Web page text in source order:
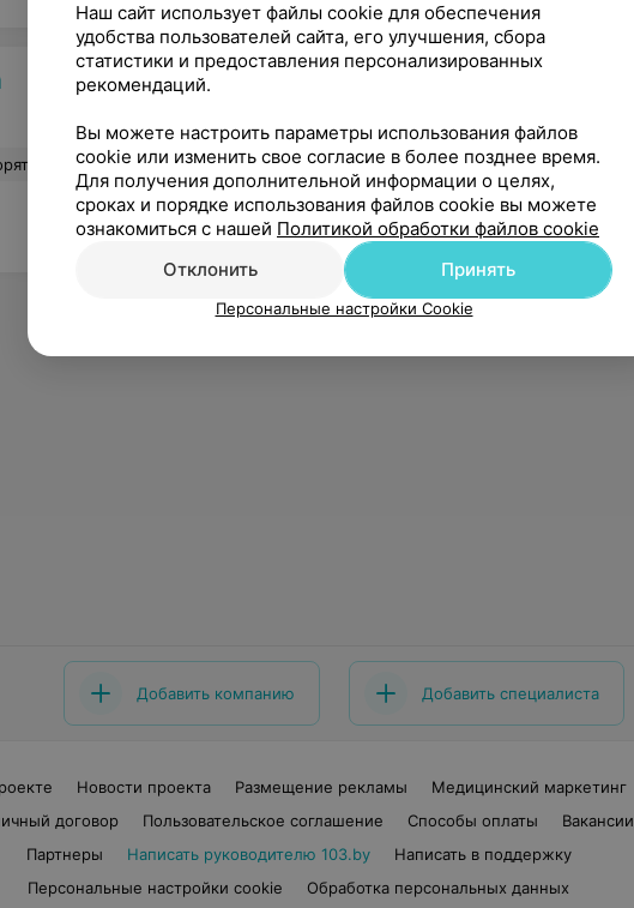
девчонок кисты и рак яичников, а в Минске всего лишь два учреждения которые могут исправить ситуацию и у одних постоянно нет, а вторые отказываются делать «не своим» даже на платной основе. Еще
Добавить компанию Добавить специалиста
Новости проекта Размещение рекламы
Медицинский маркетинг
договор
Пользовательское соглашение Способы оплаты
Вакансии
Партнеры
Написать руководителю 103.by
Написать в поддержку
Персональные настройки cookie
Обработка персональных данных
Наш сайт использует файлы cookie для обеспечения
удобства пользователей сайта, его улучшения, сбора
статистики и предоставления персонализированных
рекомендаций.
Вы можете настроить параметры использования файлов
cookie или изменить свое согласие в более позднее время.
Для получения дополнительной информации о целях,
сроках и порядке использования файлов cookie вы можете
ознакомиться с нашей Политикой обработки файлов cookie
Отклонить
Принять
Персональные настройки Cookie